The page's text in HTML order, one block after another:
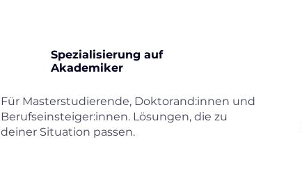
Spezialisierung auf
Akademiker
Für Masterstudierende, Doktorand:innen und
Berufseinsteiger:innen. Lösungen, die zu
deiner Situation passen.